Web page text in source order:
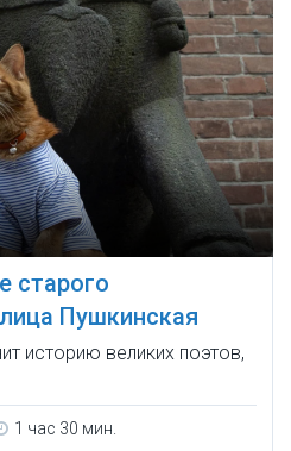
старого
Пушкинская
историю великих поэтов,
1 час 30 мин.